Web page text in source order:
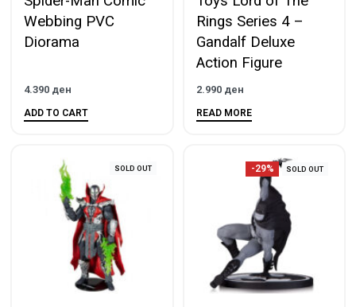
Webbing PVC
Diorama
4.390 ден
ADD TO CART
Rings Series 4 –
Gandalf Deluxe
Action Figure
2.990 ден
READ MORE
SOLD OUT -29% SOLD OUT